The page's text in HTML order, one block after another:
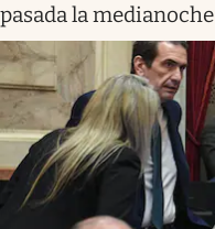
pasada la medianoche